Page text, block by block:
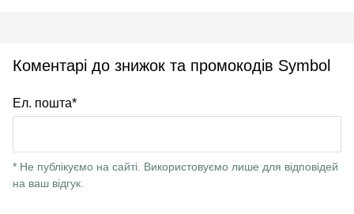
Коментарі до знижок та промокодів Symbol
Ел. пошта*
* Не публікуємо на сайті. Використовуємо лише для відповідей
на ваш відгук.